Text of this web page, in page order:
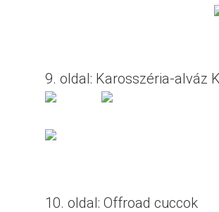
9. oldal: Karosszéria-alváz
10. oldal: Offroad cuccok